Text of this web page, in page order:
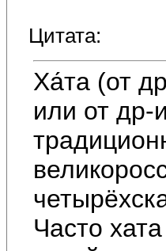
Цитата:
Ха́та (от
или от др-
Часто